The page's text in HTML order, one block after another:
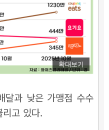
확대보기
달과 낮은 가맹점 수수
고 있다.